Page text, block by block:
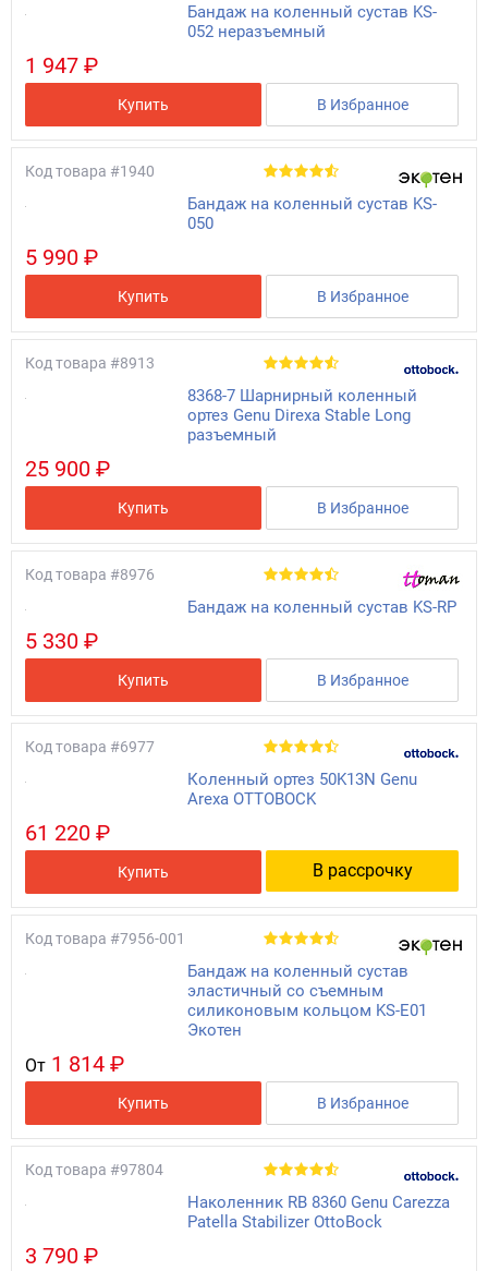
Бандаж на коленный сустав KS-
052 неразъемный
1 947 ₽
Купить В Избранное
Код товара #1940
Бандаж на коленный сустав KS-
050
5 990 ₽
Купить В Избранное
Код товара #8913
8368-7 Шарнирный коленный
ортез Genu Direxa Stable Long
разъемный
25 900 ₽
Купить В Избранное
Код товара #8976
Бандаж на коленный сустав KS-RP
5 330 ₽
Купить В Избранное
Код товара #6977
Коленный ортез 50K13N Genu
Arexa OTTOBOCK
61 220 ₽
Купить В рассрочку
Код товара #7956-001
Бандаж на коленный сустав
эластичный со съемным
силиконовым кольцом KS-E01
Экотен
От 1 814 ₽
Купить В Избранное
Код товара #97804
Наколенник RB 8360 Genu Саrezza
Patella Stabilizer OttoBock
3 790 ₽